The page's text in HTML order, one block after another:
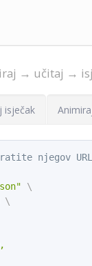
→ učitaj →
isječak
njegov
\
\
,